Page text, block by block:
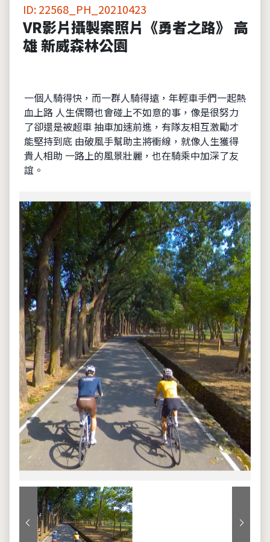
ID: 22568_PH_20210423
VR影片攝製案照片《勇者之路》 高
雄 新威森林公園
一個人騎得快，而一群人騎得遠，年輕車手們一起熱
血上路 人生偶爾也會碰上不如意的事，像是很努力
了卻還是被超車 抽車加速前進，有隊友相互激勵才
能堅持到底 由破風手幫助主將衝線，就像人生獲得
貴人相助 一路上的風景壯麗，也在騎乘中加深了友
誼。
上一張 下一張